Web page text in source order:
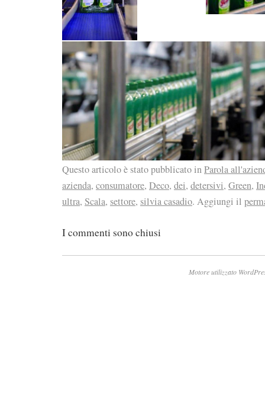
Questo articolo è stato pubblicato inParola
azienda, consumatore, Deco, dei, detersivi, Green,
ultra, Scala, settore, silvia casadio. Aggiungi il
I commenti sono chiusi
Motore utilizzato